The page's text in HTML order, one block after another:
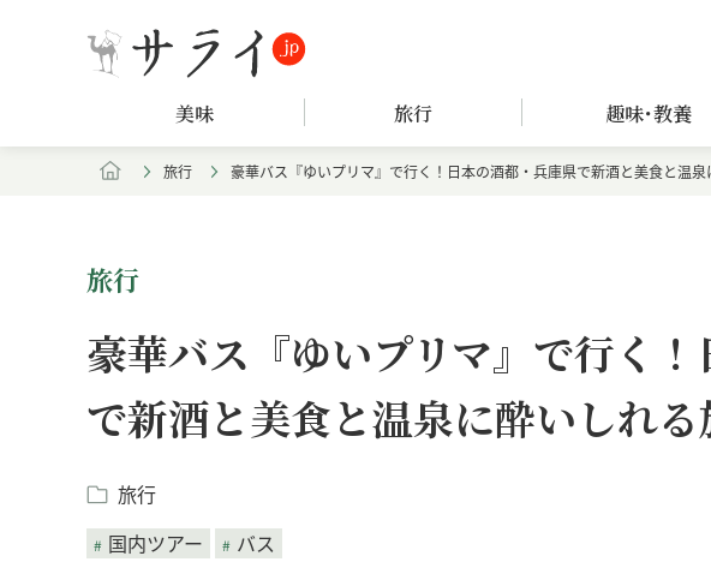
美味 旅行 趣味･教養
旅行 豪華バス『ゆいプリマ』で行く！日本の酒都・兵庫県で新酒と美食と温
旅行
豪華バス『ゆいプリマ』で行く
で新酒と美食と温泉に酔いしれる
旅行
国内ツアー
バス